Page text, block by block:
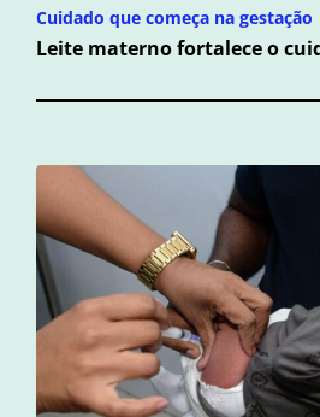
Cuidado que começa na gestação
Leite materno fortalece o